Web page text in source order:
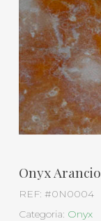
Onyx Arancio
REF: #0N0004
Categoria: Onyx